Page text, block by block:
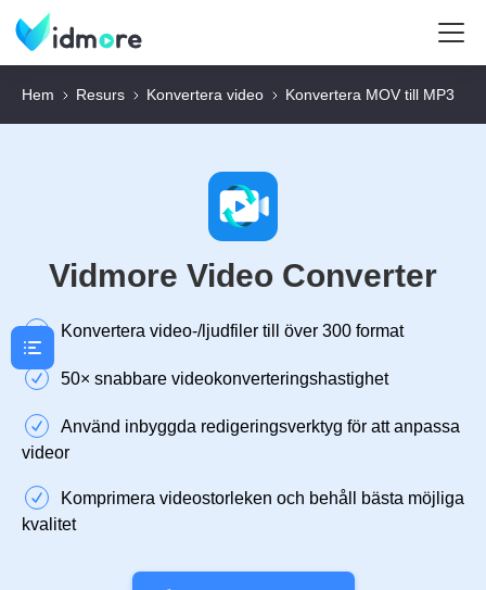
Hem Resurs Konvertera video Konvertera MOV till MP3
Vidmore Video Converter
Konvertera video-/ljudfiler till över 300 format
50× snabbare videokonverteringshastighet
Använd inbyggda redigeringsverktyg för att anpassa
videor
Komprimera videostorleken och behåll bästa möjliga
kvalitet